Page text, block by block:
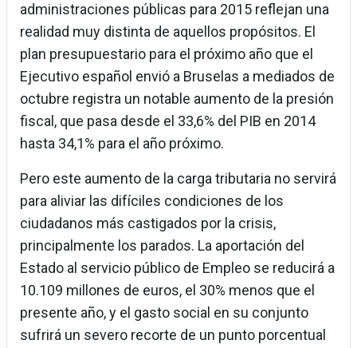
administraciones públicas para 2015 reflejan una
realidad muy distinta de aquellos propósitos. El
plan presupuestario para el próximo año que el
Ejecutivo español envió a Bruselas a mediados de
octubre registra un notable aumento de la presión
fiscal, que pasa desde el 33,6% del PIB en 2014
hasta 34,1% para el año próximo.
Pero este aumento de la carga tributaria no servirá
para aliviar las difíciles condiciones de los
ciudadanos más castigados por la crisis,
principalmente los parados. La aportación del
Estado al servicio público de Empleo se reducirá a
10.109 millones de euros, el 30% menos que el
presente año, y el gasto social en su conjunto
sufrirá un severo recorte de un punto porcentual